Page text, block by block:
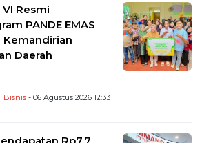
Resmi
PANDE EMAS
Daerah
Bisnis - 06 Agustus 2026 12:33